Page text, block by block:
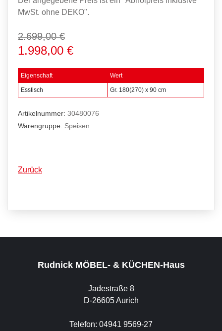
MwSt. ohne DEKO".
2.699,00 €
1.998,00 €
Eigenschaft Wert
Esstisch Gr. 180(270) x 90 cm
Artikelnummer: 30480076
Warengruppe: Speisen
Zurück
Rudnick MÖBEL- & KÜCHEN-Haus
Jadestraße 8
D-26605 Aurich
Telefon: 04941 9569-27